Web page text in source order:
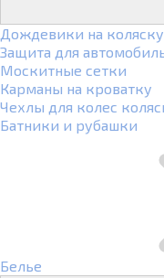
Дождевики на коляску
Защита для
Москитные сетки
Карманы на кроватку
Чехлы для колес
Батники и рубашки
Белье